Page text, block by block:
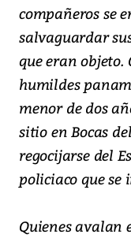
compañeros se
salvaguardar
que eran objeto.
humildes
menor de dos
sitio en Bocas
regocijarse del
policiaco que se
Quienes avalan